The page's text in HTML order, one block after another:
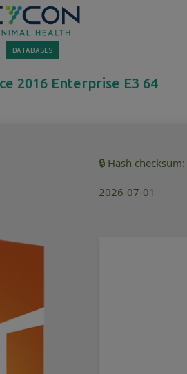
DATABASES
2016 Enterprise E3 64
🔒 Hash checksum:
2026-07-01